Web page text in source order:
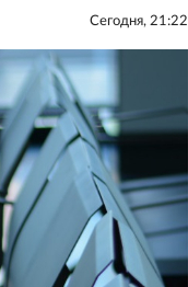
Сегодня, 21:22